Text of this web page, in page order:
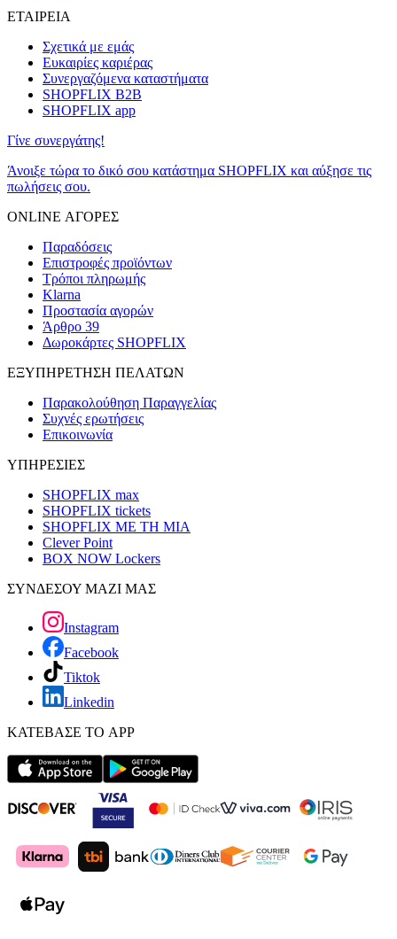
ΕΤΑΙΡΕΙΑ
Σχετικά με εμάς
Ευκαιρίες καριέρας
Συνεργαζόμενα καταστήματα
SHOPFLIX B2B
SHOPFLIX app
Γίνε συνεργάτης!
Άνοιξε τώρα το δικό σου κατάστημα SHOPFLIX και αύξησε τις
πωλήσεις σου.
ONLINE ΑΓΟΡΕΣ
Παραδόσεις
Επιστροφές προϊόντων
Τρόποι πληρωμής
Klarna
Προστασία αγορών
Άρθρο 39
Δωροκάρτες SHOPFLIX
ΕΞΥΠΗΡΕΤΗΣΗ ΠΕΛΑΤΩΝ
Παρακολούθηση Παραγγελίας
Συχνές ερωτήσεις
Επικοινωνία
ΥΠΗΡΕΣΙΕΣ
SHOPFLIX max
SHOPFLIX tickets
SHOPFLIX ΜΕ ΤΗ ΜΙΑ
Clever Point
BOX NOW Lockers
ΣΥΝΔΕΣΟΥ ΜΑΖΙ ΜΑΣ
Instagram
Facebook
Tiktok
Linkedin
ΚΑΤΕΒΑΣΕ ΤΟ APP